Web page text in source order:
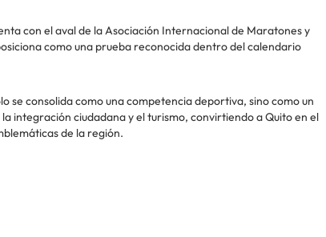
con el aval de la Asociación Internacional de Maratones y
como una prueba reconocida dentro del calendario
se consolida como una competencia deportiva, sino como un
integración ciudadana y el turismo, convirtiendo a Quito en el
de la región.